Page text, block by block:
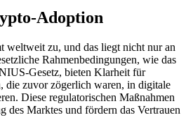
Adoption
zu, und das liegt nicht nur an
Rahmenbedingungen, wie das
Gesetz, bieten Klarheit für
die zuvor zögerlich waren, in digitale
Diese regulatorischen Maßnahmen
des Marktes und fördern das Vertrauen